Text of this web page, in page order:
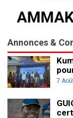
Annonces &
7